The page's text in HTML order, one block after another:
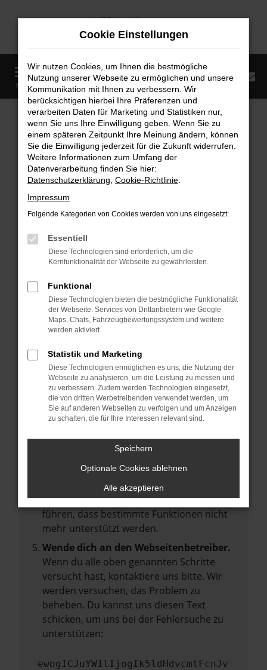
Zum
MENÜ
Startseite Fahrzeugangebote Fahrzeugmarkt
Fahrzeugmarkt
Fehler: Network Error
Beim Laden ist ein Fehler aufgetreten.
Hier sind ein paar Tipps, die dir helfen können:
Überprüfe deine Firewall und deine
Internetverbindung.
deine Suchmaschine?
Prüfe deine Browsererweiterungen.
Manche Erweiterungen, wie Werbeblocker,
können das Laden bestimmter Seiten
anderen Browser oder in einem privaten
Fenster?
Starte dein Gerät neu.
Das kann manchmal helfen,
vorübergehende Probleme zu beheben.
Stelle sicher, dass dein Browser und dein
Betriebssystem auf dem neuesten Stand
Veraltete Software birgt nicht nur ein
Sicherheitsrisiko, sondern kann auch dazu
führen, dass bestimmte Funktionen nicht
mehr unterstützt werden.
Wende dich an den Webseitenbetreiber.
Wenn du alle oben genannten Schritte
versucht hast, kontaktiere uns bitte. Wir
werden versuchen, das Problem zu
beheben. Du kannst uns diesen Text
schicken, um uns bei der Fehlersuche zu
unterstützen:
ewogICJuYW1lIjogIk5ldHdvcmtFcnJv
Cookie Einstellungen
Wir nutzen Cookies, um Ihnen die bestmögliche
Nutzung unserer Webseite zu ermöglichen und unsere
Kommunikation mit Ihnen zu verbessern. Wir
berücksichtigen hierbei Ihre Präferenzen und
verarbeiten Daten für Marketing und Statistiken nur,
wenn Sie uns Ihre Einwilligung geben. Wenn Sie zu
einem späteren Zeitpunkt Ihre Meinung ändern, können
Sie die Einwilligung jederzeit für die Zukunft widerrufen.
Weitere Informationen zum Umfang der
Datenverarbeitung finden Sie hier:
Datenschutzerklärung Cookie-Richtlinie
Impressum
Folgende Kategorien von Cookies werden von uns eingesetzt:
Essentiell
Diese Technologien sind erforderlich, um die
Kernfunktionalität der Webseite zu gewährleisten.
Funktional
Diese Technologien bieten die bestmögliche Funktionalität
der Webseite. Services von Drittanbietern wie Google
Maps, Chats, Fahrzeugbewertungssystem und weitere
werden aktiviert.
Statistik und Marketing
Diese Technologien ermöglichen es uns, die Nutzung der
Webseite zu analysieren, um die Leistung zu messen und
zu verbessern. Zudem werden Technologien eingesetzt,
die von dritten Werbetreibenden verwendet werden, um
Sie auf anderen Webseiten zu verfolgen und um Anzeigen
zu schalten, die für Ihre Interessen relevant sind.
Speichern
Optionale Cookies ablehnen
Alle akzeptieren